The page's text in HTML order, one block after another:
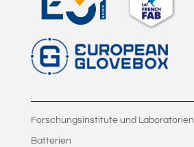
Forschungsinstitute und Laboratorien
Batterien